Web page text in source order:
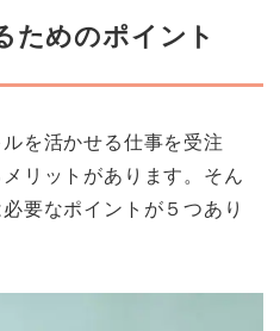
ためのポイント
を活かせる仕事を受注
リットがあります。そん
要なポイントが５つあり